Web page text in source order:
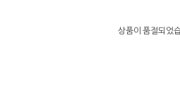
상품이 품절되었